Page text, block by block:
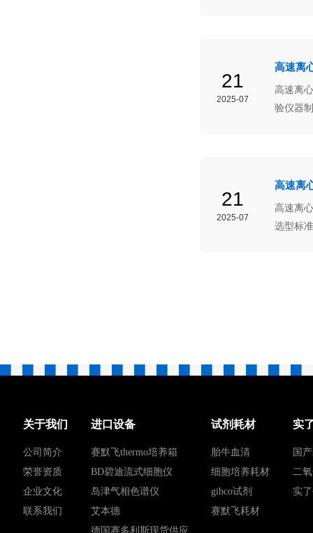
21
2025-07
高速离
高速离
验仪器
21
2025-07
高速离
高速离
选型标
关于我们
公司简介
荣誉资质
企业文化
联系我们
进口设备
赛默飞thermo培养箱
BD碧迪流式细胞仪
岛津气相色谱仪
艾本德
德国赛多利斯现货供应
试剂耗材
胎牛血清
细胞培养耗材
gibco试剂
赛默飞耗材
实
国
二
实